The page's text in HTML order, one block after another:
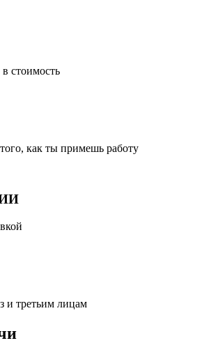
стоимость
как ты примешь работу
ИИ
и третьим лицам